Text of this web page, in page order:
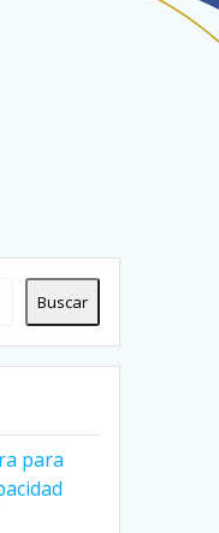
Buscar
para